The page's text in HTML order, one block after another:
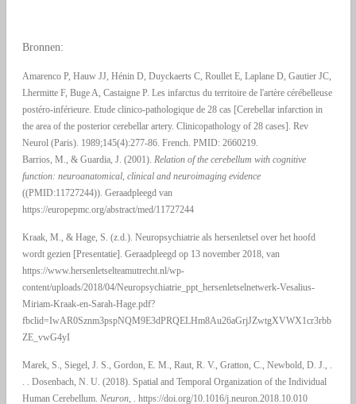
Bronnen:
Amarenco P, Hauw JJ, Hénin D, Duyckaerts C, Roullet E, Laplane D, Gautier JC,
Lhermitte F, Buge A, Castaigne P. Les infarctus du territoire de l'artère cérébelleuse
postéro-inférieure. Etude clinico-pathologique de 28 cas [Cerebellar infarction in
the area of the posterior cerebellar artery. Clinicopathology of 28 cases]. Rev
Neurol (Paris). 1989;145(4):277-86. French. PMID: 2660219.
Barrios, M., & Guardia, J. (2001). Relation of the cerebellum with cognitive
function: neuroanatomical, clinical and neuroimaging evidence
((PMID:11727244)). Geraadpleegd van
https://europepmc.org/abstract/med/11727244
Kraak, M., & Hage, S. (z.d.). Neuropsychiatrie als hersenletsel over het hoofd
wordt gezien [Presentatie]. Geraadpleegd op 13 november 2018, van
https://www.hersenletselteamutrecht.nl/wp-
content/uploads/2018/04/Neuropsychiatrie_ppt_hersenletselnetwerk-Vesalius-
Miriam-Kraak-en-Sarah-Hage.pdf?
fbclid=IwAR0Sznm3pspNQM9E3dPRQELHm8Au26aGrjJZwtgXVWX1cr3rbb
ZE_vwG4yI
Marek, S., Siegel, J. S., Gordon, E. M., Raut, R. V., Gratton, C., Newbold, D. J., .
. . Dosenbach, N. U. (2018). Spatial and Temporal Organization of the Individual
Human Cerebellum. Neuron, . https://doi.org/10.1016/j.neuron.2018.10.010